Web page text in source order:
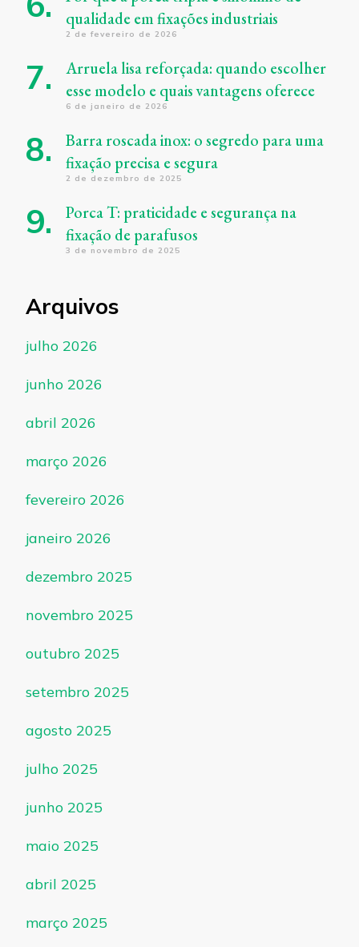
qualidade em fixações industriais
2 de fevereiro de 2026
Arruela lisa reforçada: quando escolher
esse modelo e quais vantagens oferece
6 de janeiro de 2026
Barra roscada inox: o segredo para uma
fixação precisa e segura
2 de dezembro de 2025
Porca T: praticidade e segurança na
fixação de parafusos
3 de novembro de 2025
Arquivos
julho 2026
junho 2026
abril 2026
março 2026
fevereiro 2026
janeiro 2026
dezembro 2025
novembro 2025
outubro 2025
setembro 2025
agosto 2025
julho 2025
junho 2025
maio 2025
abril 2025
março 2025